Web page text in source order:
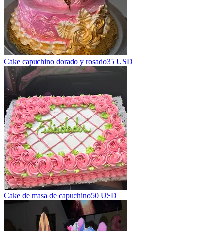
Cake capuchino dorado y rosado35 USD
Cake de masa de capuchino50 USD